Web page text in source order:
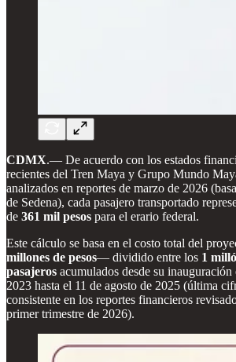
CDMX.— De acuerdo con los estados
recientes del Tren Maya y Grupo Mundo
analizados en reportes de marzo de 2026
de Sedena), cada pasajero transportado
de 361 mil pesos para el erario federal.
Este cálculo se basa en el costo total del
millones de pesos— dividido entre los 1
pasajeros acumulados desde su
2023 hasta el 11 de agosto de 2025 (última
consistente en los reportes financieros
primer trimestre de 2026).